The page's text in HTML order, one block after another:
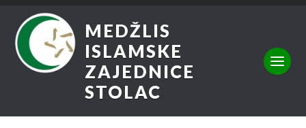
MEDŽLIS
ISLAMSKE
ZAJEDNICE
STOLAC